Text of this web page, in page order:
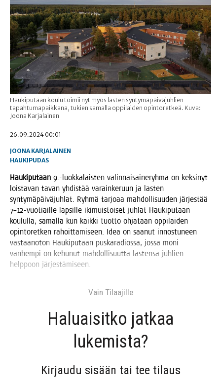
Haukiputaan koulu toimii nyt myös lasten syntymäpäiväjuhlien
tapahtumapaikkana, tukien samalla oppilaiden opintoretkeä. Kuva:
Joona Karjalainen
26.09.2024 00:01
JOONA KARJALAINEN
HAUKIPUDAS
Hau­ki­pu­taan 9.-luokkalaisten valin­nai­sai­ne­ryh­mä on kek­si­nyt
lois­ta­van tavan yhdis­tää varain­ke­ruun ja las­ten
syn­ty­mä­päi­vä­juh­lat. Ryh­mä tar­jo­aa mah­dol­li­suu­den jär­jes­tää
7–12-vuotiaille lap­sil­le iki­muis­toi­set juh­lat Hau­ki­pu­taan
kou­lul­la, samal­la kun kaik­ki tuot­to ohja­taan oppi­lai­den
opin­to­ret­ken rahoit­ta­mi­seen. Idea on saa­nut innos­tu­neen
vas­taan­o­ton Hau­ki­pu­taan pus­ka­ra­dios­sa, jos­sa moni
van­hem­pi on kehu­nut mah­dol­li­suut­ta las­ten­sa juh­lien
help­poon järjestämiseen.
Vain Tilaa­jil­le
Haluai­sit­ko jat­kaa
lukemista?
Kir­jau­du sisään tai tee tilaus